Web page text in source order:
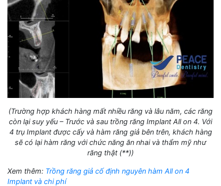
(Trường hợp khách hàng mất nhiều răng và lâu năm, các răng
còn lại suy yếu – Trước và sau trồng răng Implant All on 4. Với
4 trụ Implant được cấy và hàm răng giả bên trên, khách hàng
sẽ có lại hàm răng với chức năng ăn nhai và thẩm mỹ như
răng thật (**))
Xem thêm: Trồng răng giả cố định nguyên hàm All on 4
Implant và chi phí